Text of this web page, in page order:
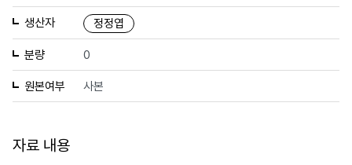
생산자 정정엽
분량 0
원본여부 사본
자료 내용